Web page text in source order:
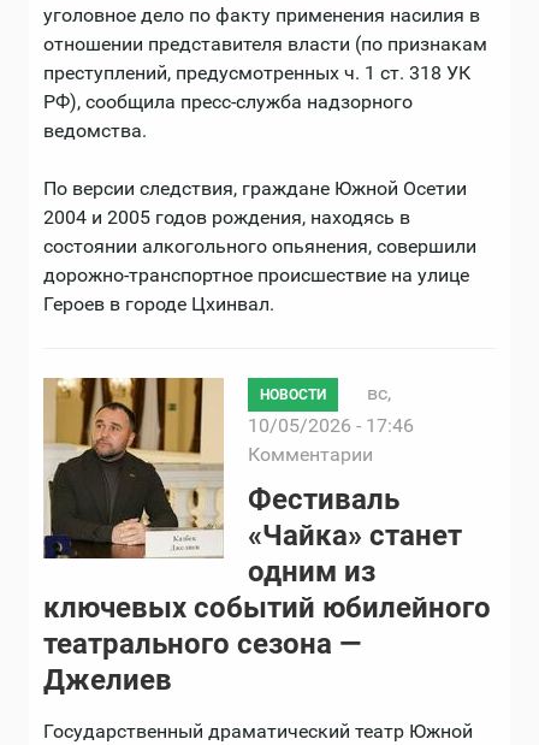
уголовное дело по факту применения насилия в
отношении представителя власти (по признакам
преступлений, предусмотренных ч. 1 ст. 318 УК
РФ), сообщила пресс-служба надзорного
ведомства.
По версии следствия, граждане Южной Осетии
2004 и 2005 годов рождения, находясь в
состоянии алкогольного опьянения, совершили
дорожно-транспортное происшествие на улице
Героев в городе Цхинвал.
НОВОСТИ
вс,
10/05/2026 - 17:46
Комментарии
Фестиваль
«Чайка» станет
одним из
ключевых событий юбилейного
театрального сезона —
Джелиев
Государственный драматический театр Южной